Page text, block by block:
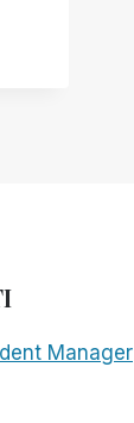
Manager